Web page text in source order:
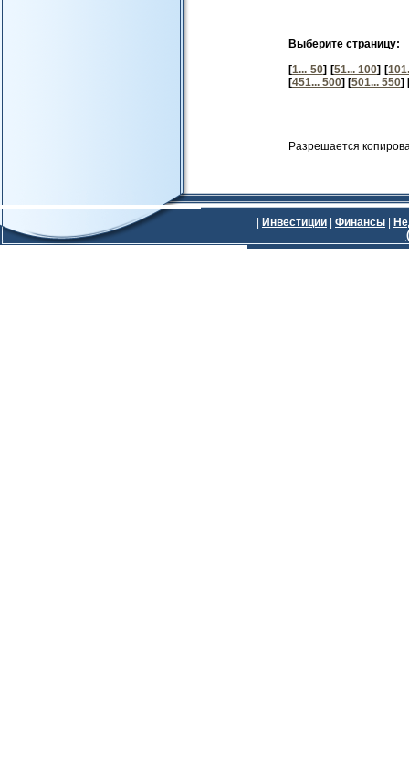
Выберите страницу:
[1... 50] [51... 100] [
[451... 500] [501... 550]
Разрешается
Инвестиции Финансы